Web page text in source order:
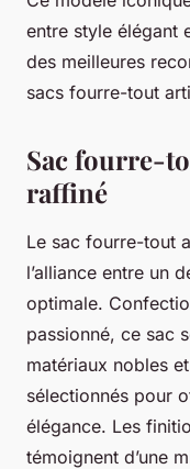
entre style élégant
des meilleures
sacs fourre-tout
Sac fourre-
raffiné
Le sac fourre-tout
l’alliance entre un
optimale.
passionné, ce sac
matériaux nobles
sélectionnés pour
élégance. Les
témoignent d’une